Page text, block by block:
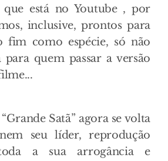
está no Youtube , por
inclusive, prontos para
fim como espécie, só não
para quem passar a versão
Satã” agora se volta
seu líder, reprodução
a sua arrogância e